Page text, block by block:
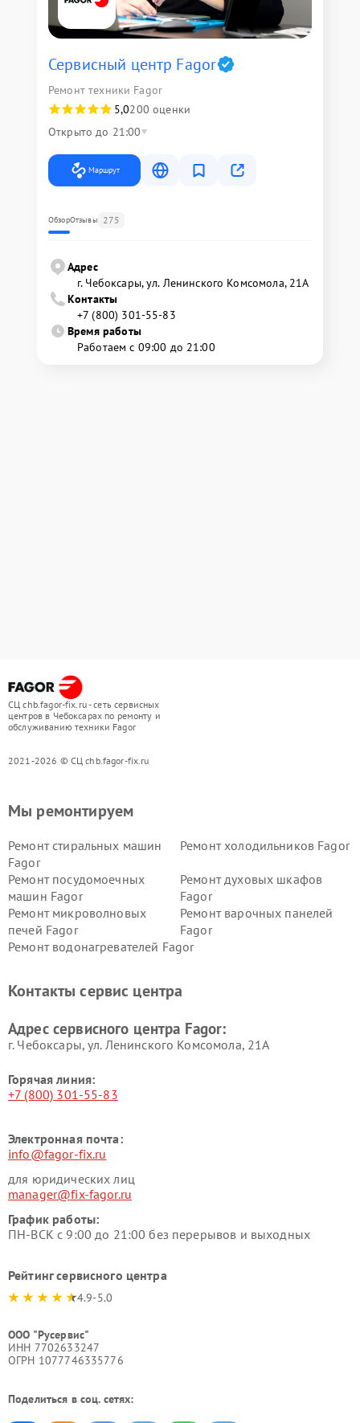
Сервисный центр Fagor
Ремонт техники Fagor
5,0200 оценки
Открыто до 21:00
Маршрут
ОбзорОтзывы 275
Адрес
г. Чебоксары, ул. Ленинского Комсомола, 21А
Контакты
+7 (800) 301-55-83
Время работы
Работаем с 09:00 до 21:00
СЦ chb.fagor-fix.ru - сеть сервисных
центров в Чебоксарах по ремонту и
обслуживанию техники Fagor
2021-2026 © СЦ chb.fagor-fix.ru
Мы ремонтируем
Ремонт стиральных машин
Fagor
Ремонт холодильников Fagor
Ремонт посудомоечных
машин Fagor
Ремонт духовых шкафов
Fagor
Ремонт микроволновых
печей Fagor
Ремонт варочных панелей
Fagor
Ремонт водонагревателей Fagor
Контакты сервис центра
Адрес сервисного центра Fagor:
г. Чебоксары, ул. Ленинского Комсомола, 21А
Горячая линия:
+7 (800) 301-55-83
Электронная почта:
info@fagor-fix.ru
для юридических лиц
manager@fix-fagor.ru
График работы:
ПН-ВСК с 9:00 до 21:00 без перерывов и выходных
Рейтинг сервисного центра
4.9-5.0
ООО "Русервис"
ИНН 7702633247
ОГРН 1077746335776
Поделиться в соц. сетях: